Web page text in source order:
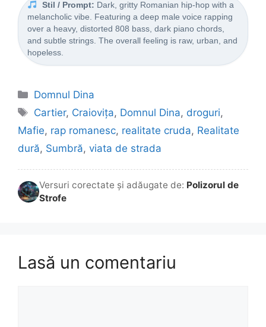
Stil / Prompt: Dark, gritty Romanian hip-hop with a
melancholic vibe. Featuring a deep male voice rapping
over a heavy, distorted 808 bass, dark piano chords,
and subtle strings. The overall feeling is raw, urban, and
hopeless.
Categorii
Domnul Dina
Etichete
Cartier, Craiovița, Domnul Dina, droguri,
Mafie, rap romanesc, realitate cruda, Realitate
dură, Sumbră, viata de strada
Versuri corectate și adăugate de: Polizorul de
Strofe
Lasă un comentariu